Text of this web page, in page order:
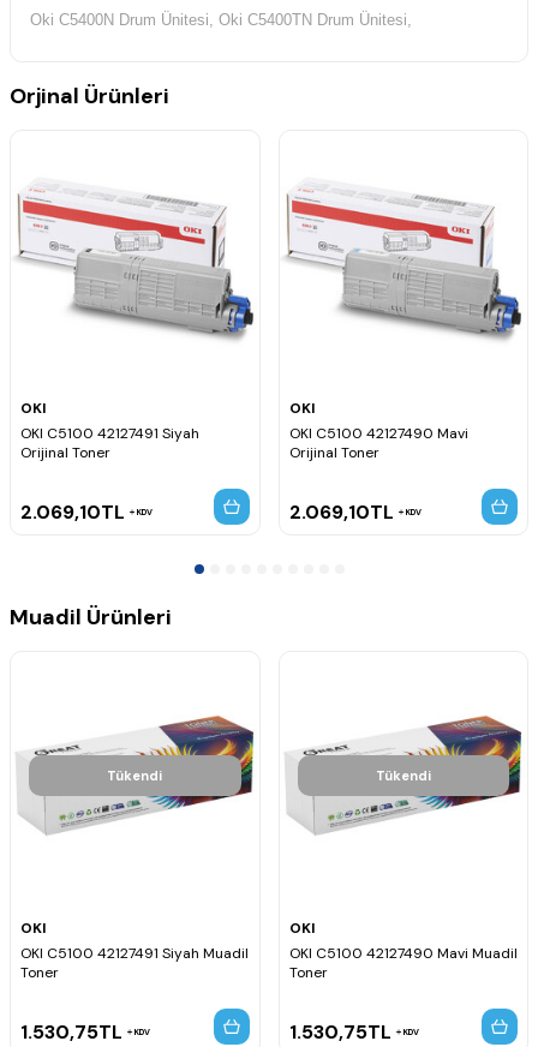
Oki C5400N Drum Ünitesi, Oki C5400TN Drum Ünitesi,
Orjinal Ürünleri
OKI
OKI C5100 42127491 Siyah
Orijinal Toner
2.069,10TL KDV
OKI
OKI C5100 42127490 Mavi
Orijinal Toner
2.069,10TL KDV
Muadil Ürünleri
Tükendi
OKI
OKI C5100 42127491 Siyah Muadil
Toner
1.530,75TL KDV
Tükendi
OKI
OKI C5100 42127490 Mavi Muadil
Toner
1.530,75TL KDV